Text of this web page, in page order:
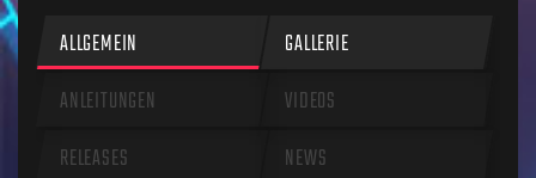
ALLGEMEIN
GALLERIE
ANLEITUNGEN
VIDEOS
RELEASES
NEWS